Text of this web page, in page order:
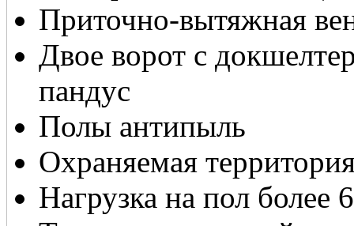
Приточно-вытяжная
Двое ворот с
пандус
Полы антипыль
Охраняемая
Нагрузка на пол более